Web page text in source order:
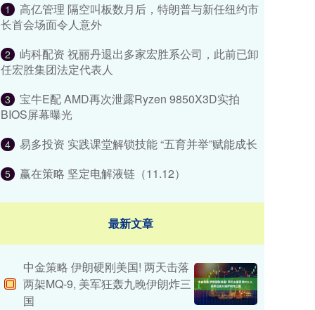
1
高亿管理 隔空叫板数月后，特朗普与新任纽约市
长首会场面令人意外
2
屿科配资 祝丽丹退出多家宏胜系公司，此前已卸
任宏胜集团法定代表人
3
宝牛E配 AMD再次泄露Ryzen 9850X3D实拍
BIOS屏幕曝光
4 易多投资 实践课堂解锁技能 “五育并举”赋能成长
5 赢在策略 坚定电解液链（11.12）
最新文章
中金策略 伊朗硬刚美国! 两天击落
两架MQ-9, 美军狂轰九晚伊朗炸三
国